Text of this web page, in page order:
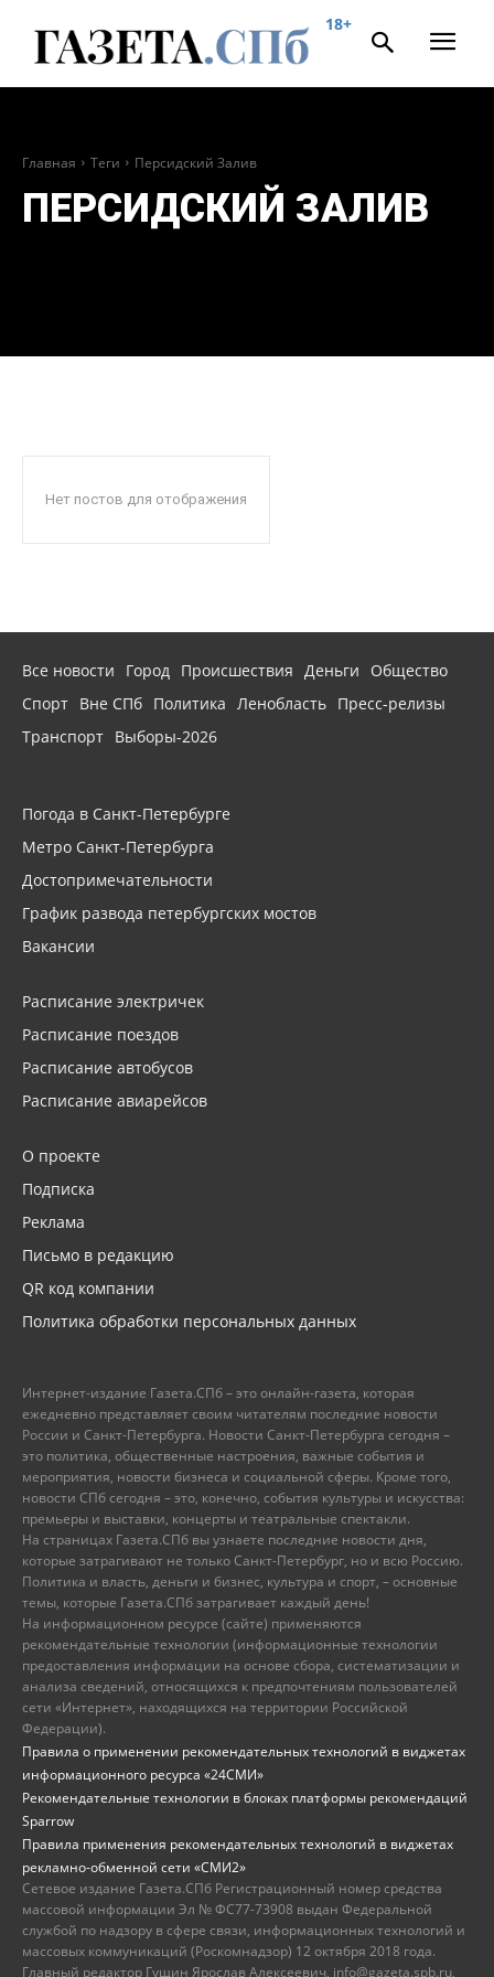
18+
Главная Теги Персидский Залив
ПЕРСИДСКИЙ ЗАЛИВ
Нет постов для отображения
Все новости Город Происшествия Деньги
Общество
Спорт Вне СПб Политика Ленобласть Пресс-релизы
Транспорт Выборы-2026
Погода в Санкт-Петербурге
Метро Санкт-Петербурга
Достопримечательности
График развода петербургских мостов
Вакансии
Расписание электричек
Расписание поездов
Расписание автобусов
Расписание авиарейсов
О проекте
Подписка
Реклама
Письмо в редакцию
QR код компании
Политика обработки персональных данных
Интернет-издание Газета.СПб – это онлайн-газета, которая
ежедневно представляет своим читателям последние новости
России и Санкт-Петербурга. Новости Санкт-Петербурга сегодня –
это политика, общественные настроения, важные события и
мероприятия, новости бизнеса и социальной сферы. Кроме того,
новости СПб сегодня – это, конечно, события культуры и искусства:
премьеры и выставки, концерты и театральные спектакли.
На страницах Газета.СПб вы узнаете последние новости дня,
которые затрагивают не только Санкт-Петербург, но и всю Россию.
Политика и власть, деньги и бизнес, культура и спорт, – основные
темы, которые Газета.СПб затрагивает каждый день!
На информационном ресурсе (сайте) применяются
рекомендательные технологии (информационные технологии
предоставления информации на основе сбора, систематизации и
анализа сведений, относящихся к предпочтениям пользователей
сети «Интернет», находящихся на территории Российской
Федерации).
Правила о применении рекомендательных технологий в виджетах
информационного ресурса «24СМИ»
Рекомендательные технологии в блоках платформы рекомендаций
Sparrow
Правила применения рекомендательных технологий в виджетах
рекламно-обменной сети «СМИ2»
Сетевое издание Газета.СПб Регистрационный номер средства
массовой информации Эл № ФС77-73908 выдан Федеральной
службой по надзору в сфере связи, информационных технологий и
массовых коммуникаций (Роскомнадзор) 12 октября 2018 года.
Главный редактор Гущин Ярослав Алексеевич, info@gazeta.spb.ru,